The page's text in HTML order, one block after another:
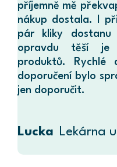
příjemně mě
nákup dostala. I
pár kliky
opravdu těší je
produktů. Rychlé
doporučení bylo
jen doporučit.
Lucka Lekárna